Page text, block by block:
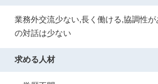
業務外交流少ない,長く働ける,協調性が
の対話は少ない
求める人材